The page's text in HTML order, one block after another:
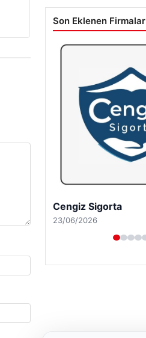
Son Eklenen Firmalar
Hastaş Beton
26/05/2026